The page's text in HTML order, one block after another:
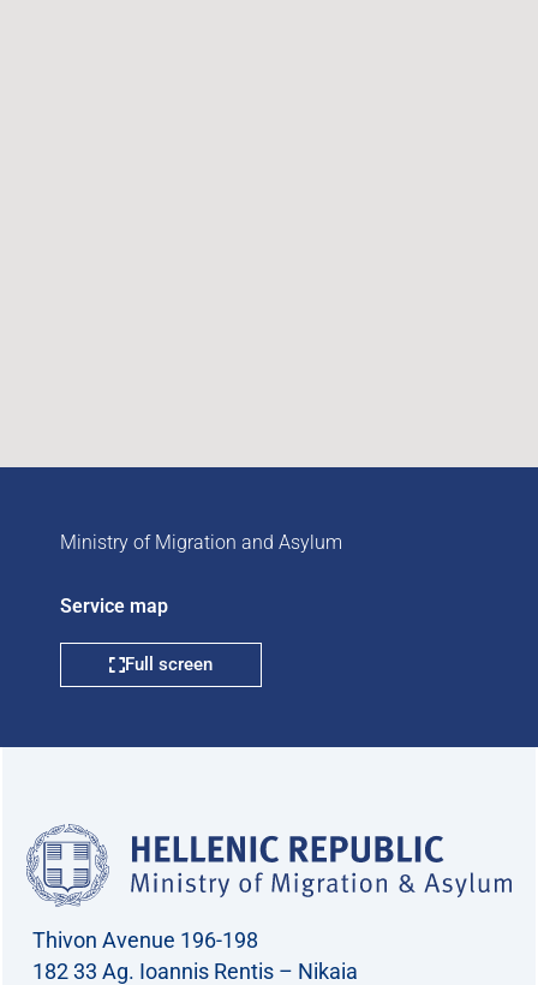
Ministry of Migration and Asylum
Service map
Full screen
Thivon Avenue 196-198
182 33 Ag. Ioannis Rentis – Nikaia